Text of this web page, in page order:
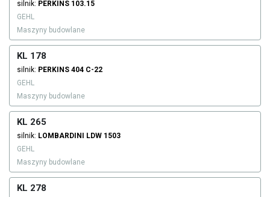
silnik: PERKINS 103.15
GEHL
Maszyny budowlane
KL 178
silnik: PERKINS 404 C-22
GEHL
Maszyny budowlane
KL 265
silnik: LOMBARDINI
LDW 1503
GEHL
Maszyny budowlane
KL 278